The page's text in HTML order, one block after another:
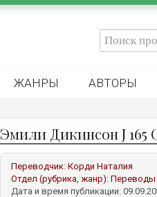
ЖАНРЫ АВТОРЫ
Эмили Дикинсон J
Переводчик: Корди Наталия
Отдел (рубрика, жанр): Переводы
Дата и время публикации: